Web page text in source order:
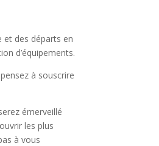
et des départs en
d’équipements.
à souscrire
émerveillé
les plus
à vous